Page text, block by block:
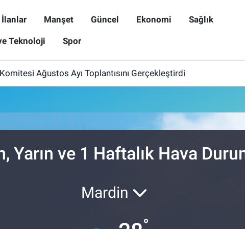
İlanlar Manşet Güncel Ekonomi Sağlık
Teknoloji Spor
Ağustos Ayı Toplantısını Gerçekleştirdi
Yarın ve 1 Haftalık Hava
Mardin
°